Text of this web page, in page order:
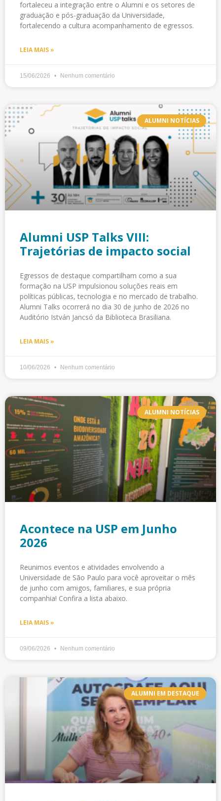
fortaleceu a integração entre o Alumni e os setores de
graduação e pós-graduação da Universidade,
fortalecendo a cultura acompanhamento de egressos.
LEIA MAIS »
15/06/2026 Nenhum comentário
ALUMNI NOTÍCIAS
Alumni USP Talks VIII:
Trajetórias de impacto social
Egressos de destaque compartilham como a sua
formação na USP impulsionou soluções reais em
políticas públicas, tecnologia e no mercado de trabalho.
Alumni Talks ocorrerá no dia 30 de junho de 2026 no
Auditório István Jancsó da Biblioteca Brasiliana.
LEIA MAIS »
10/06/2026 Nenhum comentário
ALUMNI NOTÍCIAS
Acontece na USP em Junho
2026
Reunimos eventos e atividades envolvendo a
Universidade de São Paulo para você aproveitar o mês
de junho com amigos, familiares, e sua própria
companhia! Confira a lista abaixo.
LEIA MAIS »
09/06/2026 Nenhum comentário
ALUMNI EM DESTAQUE